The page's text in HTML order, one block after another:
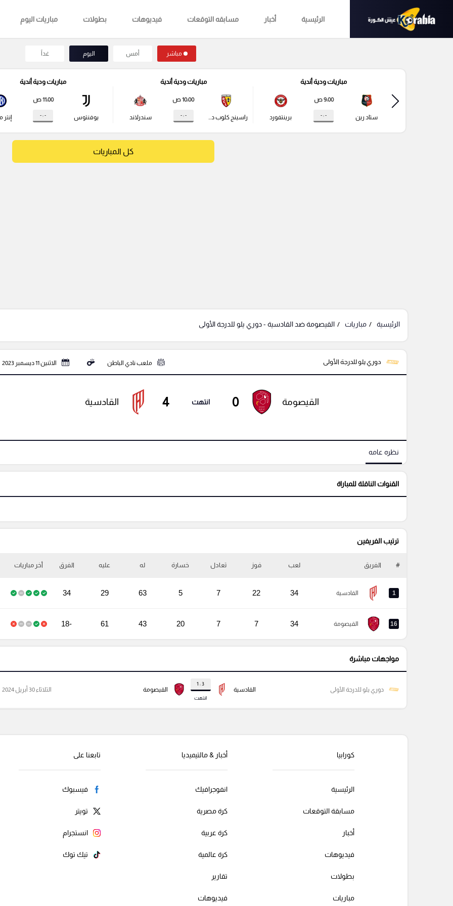
الرئيسية أخبار مسابقه التوقعات فيديوهات بطولات مباريات اليوم
مباشر أمس اليوم غداً
مباريات ودية أندية
ستاد رين
9:00 ص
- : - برينتفورد
مباريات ودية أندية
راسينج كلوب دي لانس
10:00 ص
- : - سندرلاند
مباريات ودية أندية
يوفنتوس
11:00 ص
- : - إنتر
كل المباريات
الرئيسية مباريات القيصومة ضد القادسية - دوري يلو للدرجة الأولى
دوري يلو للدرجة الأولى ملعب نادي الباطن الاثنين 11 ديسمبر 2023
القيصومة 0 انتهت 4 القادسية
نظره عامه
القنوات الناقلة للمباراة
ترتيب الفريفين
# الفريق لعب فوز تعادل خسارة له عليه الفرق أخر مباريات
1 القادسية 34
22
7
5
63
29
34
16 القيصومة 34
7
7
20
43
61
-18
مواجهات مباشرة
القادسية
3 : 1
انتهت
القيصومة دوري يلو للدرجة الأولى الثلاثاء 30 أبريل 2024
كورابيا
الرئيسية
مسابقة التوقعات
أخبار
فيديوهات
بطولات
مباريات
أخبار & مالتيميديا
انفوجرافيك
كرة مصرية
كرة عربية
كرة عالمية
تقارير
فيديوهات
تابعنا على
فيسبوك
تويتر
انستجرام
تيك توك